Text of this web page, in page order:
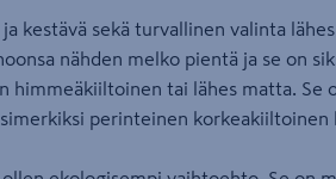
kestävä sekä turvallinen valinta
nähden melko pientä ja se on
himmeäkiiltoinen tai lähes matta. Se
perinteinen korkeakiiltoinen